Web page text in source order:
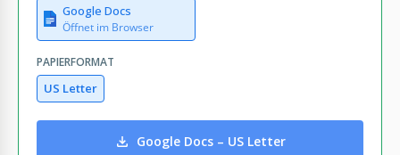
Google Docs
Öffnet im Browser
PAPIERFORMAT
US Letter
Google Docs – US Letter